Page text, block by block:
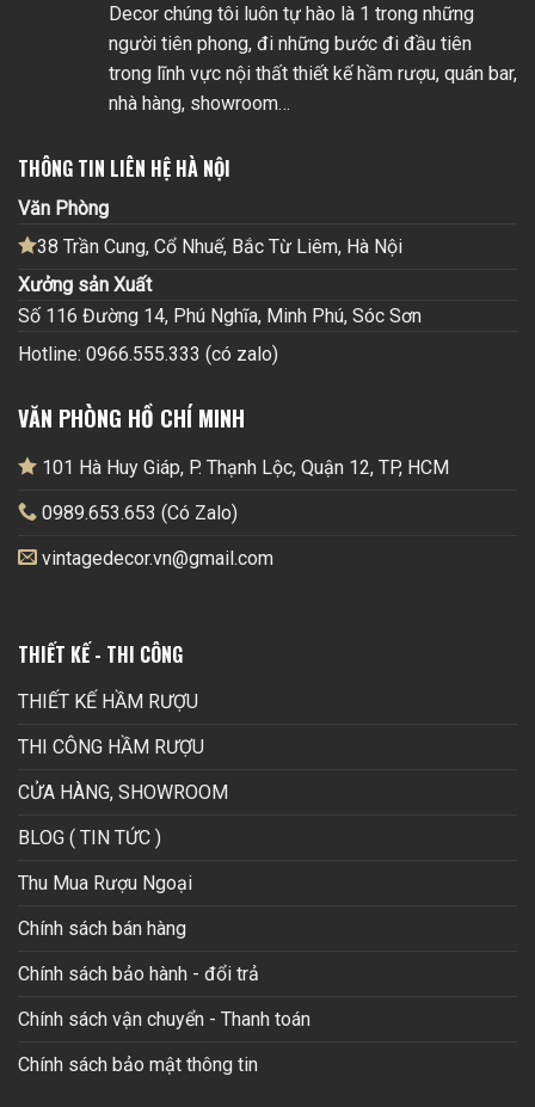
Decor chúng tôi luôn tự hào là 1 trong những
người tiên phong, đi những bước đi đầu tiên
trong lĩnh vực nội thất thiết kế hầm rượu, quán bar,
nhà hàng, showroom…
THÔNG TIN LIÊN HỆ HÀ NỘI
Văn Phòng
38 Trần Cung, Cổ Nhuế, Bắc Từ Liêm, Hà Nội
Xưởng sản Xuất
Số 116 Đường 14, Phú Nghĩa, Minh Phú, Sóc Sơn
Hotline: 0966.555.333 (có zalo)
VĂN PHÒNG HỒ CHÍ MINH
101 Hà Huy Giáp, P. Thạnh Lộc, Quận 12, TP, HCM
0989.653.653 (Có Zalo)
vintagedecor.vn@gmail.com
THIẾT KẾ - THI CÔNG
THIẾT KẾ HẦM RƯỢU
THI CÔNG HẦM RƯỢU
CỬA HÀNG, SHOWROOM
BLOG ( TIN TỨC )
Thu Mua Rượu Ngoại
Chính sách bán hàng
Chính sách bảo hành - đổi trả
Chính sách vận chuyển - Thanh toán
Chính sách bảo mật thông tin